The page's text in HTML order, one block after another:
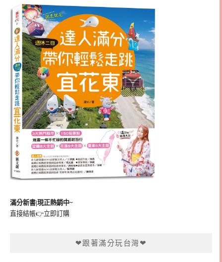
滿分新書|現正熱銷中~
直接結帳👉立即訂購
❤跟著滿分玩台灣❤